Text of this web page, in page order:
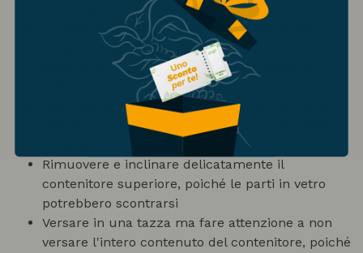
Quando il caffè è completamente gocciolato
nella ciotola inferiore, rimuovere la ciotola
superiore inclinandola con cautela avanti e
Assicurarsi di sostenere saldamente la ciotola
inferiore con una mano e posizionare la ciotola
superiore sul coperchio/supporto della ciotola
Rimuovere e inclinare delicatamente il
contenitore superiore, poiché le parti in vetro
potrebbero scontrarsi
Versare in una tazza ma fare attenzione a non
versare l'intero contenuto del contenitore, poiché